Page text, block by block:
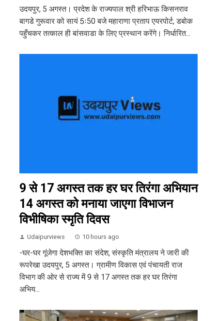
उदयपुर, 5 अगस्त। प्रदेश के राज्यपाल श्री हरिभाऊ किसनराव
बागडे गुरूवार को सायं 5ः50 बजे महाराणा प्रताप एयरपोर्ट, डबोक
पहुँचकर तत्काल ही बांसवाडा के लिए प्रस्थान करेंगे। निर्धारित...
9 से 17 अगस्त तक हर घर तिरंगा अभियान
14 अगस्त को मनाया जाएगा विभाजन
विभीषिका स्मृति दिवस
Udaipurviews 10 hours ago
-घर-घर गूंजेगा देशभक्ति का संदेश, संस्कृति मंत्रालय ने जारी की
रूपरेखा उदयपुर, 5 अगस्त। ग्रामीण विकास एवं पंचायती राज
विभाग की ओर से राज्य में 9 से 17 अगस्त तक हर घर तिरंगा
अभिय...